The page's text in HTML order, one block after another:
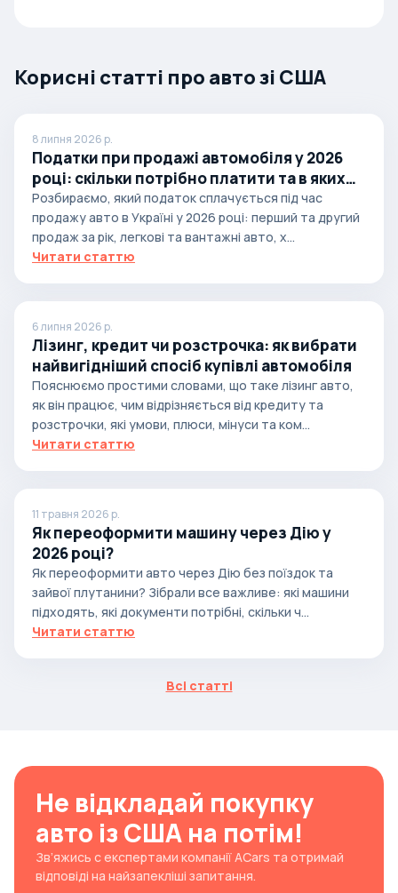
Корисні статті про авто зі США
8 липня 2026 р.
Податки при продажі автомобіля у 2026
році: скільки потрібно платити та в яких
випадках
Розбираємо, який податок сплачується під час
продажу авто в Україні у 2026 році: перший та другий
продаж за рік, легкові та вантажні авто, х...
Читати статтю
6 липня 2026 р.
Лізинг, кредит чи розстрочка: як вибрати
найвигідніший спосіб купівлі автомобіля
Пояснюємо простими словами, що таке лізинг авто,
як він працює, чим відрізняється від кредиту та
розстрочки, які умови, плюси, мінуси та ком...
Читати статтю
11 травня 2026 р.
Як переоформити машину через Дію у
2026 році?
Як переоформити авто через Дію без поїздок та
зайвої плутанини? Зібрали все важливе: які машини
підходять, які документи потрібні, скільки ч...
Читати статтю
Всі статті
Не відкладай покупку
авто із США на потім!
Зв’яжись с експертами компанії ACars та отримай
відповіді на найзапекліші запитання.